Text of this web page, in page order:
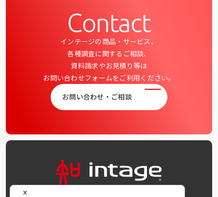
マーケティング用語集
コーポレートサイト
データ活用法・トレンド情報
Contact
インテージの商品・サービス、
各種調査に関するご相談、
資料請求やお見積り等は
お問い合わせフォームをご利用ください。
お問い合わせ・ご相談